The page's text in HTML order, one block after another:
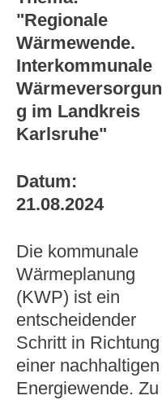
"Regionale
Wärmewende.
Interkommunale
Wärmeversorgun
g im Landkreis
Karlsruhe"
Datum:
21.08.2024
Die kommunale
Wärmeplanung
(KWP) ist ein
entscheidender
Schritt in Richtung
einer nachhaltigen
Energiewende. Zu